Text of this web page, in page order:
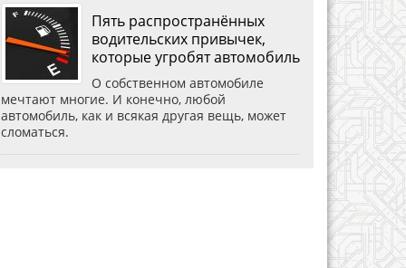
Пять распространённых
водительских привычек,
которые угробят автомобиль
О собственном автомобиле
мечтают многие. И конечно, любой
автомобиль, как и всякая другая вещь, может
сломаться.